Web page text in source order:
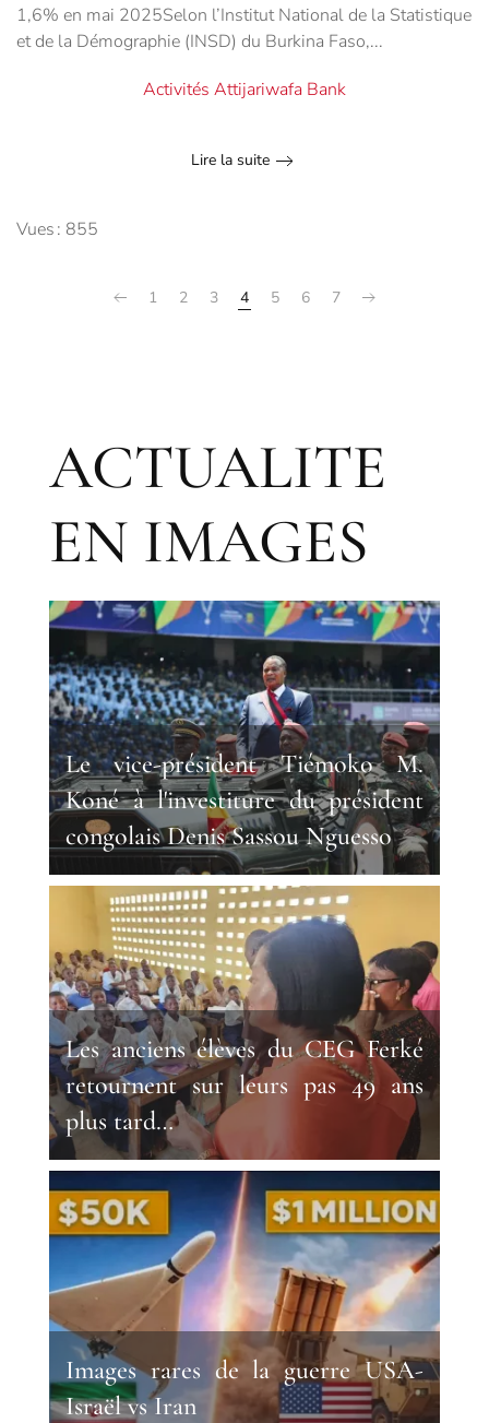
1,6% en mai 2025Selon l’Institut National de la Statistique
et de la Démographie (INSD) du Burkina Faso,...
Activités Attijariwafa Bank
Lire la suite
Vues : 855
1 2 3 4 5 6 7
ACTUALITE
EN IMAGES
Le vice-président Tiémoko M.
Koné à l'investiture du président
congolais Denis Sassou Nguesso
Les anciens élèves du CEG Ferké
retournent sur leurs pas 49 ans
plus tard…
Images rares de la guerre USA-
Israël vs Iran